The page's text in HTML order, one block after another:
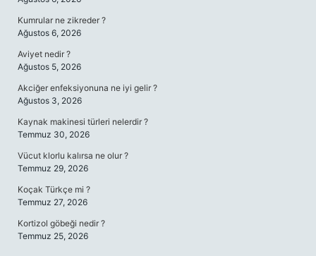
Kumrular ne zikreder ?
Ağustos 6, 2026
Aviyet nedir ?
Ağustos 5, 2026
Akciğer enfeksiyonuna ne iyi gelir ?
Ağustos 3, 2026
Kaynak makinesi türleri nelerdir ?
Temmuz 30, 2026
Vücut klorlu kalırsa ne olur ?
Temmuz 29, 2026
Koçak Türkçe mi ?
Temmuz 27, 2026
Kortizol göbeği nedir ?
Temmuz 25, 2026